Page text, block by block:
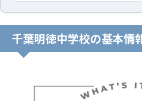
千葉明徳中学校の基本情